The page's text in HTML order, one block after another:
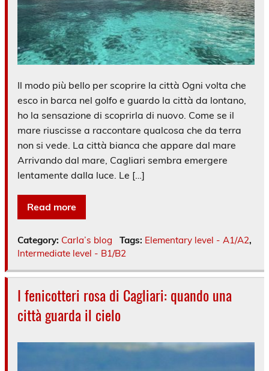
Il modo più bello per scoprire la città Ogni volta che
esco in barca nel golfo e guardo la città da lontano,
ho la sensazione di scoprirla di nuovo. Come se il
mare riuscisse a raccontare qualcosa che da terra
non si vede. La città bianca che appare dal mare
Arrivando dal mare, Cagliari sembra emergere
lentamente dalla luce. Le […]
Read more
Category: Carla’s blog Tags: Elementary level - A1/A2,
Intermediate level - B1/B2
I fenicotteri rosa di Cagliari: quando una
città guarda il cielo